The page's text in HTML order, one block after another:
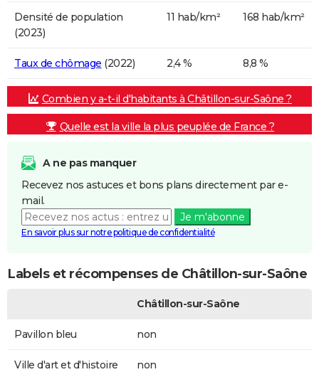
Densité de population
(2023)
11 hab/km² 168 hab/km²
Taux de chômage (2022) 2,4 % 8,8 %
Combien y a-t-il d'habitants à Châtillon-sur-Saône ?
Quelle est la ville la plus peuplée de France ?
A ne pas manquer
Recevez nos astuces et bons plans directement par e-
mail.
Je m'abonne
En savoir plus sur notre politique de confidentialité
Labels et récompenses de Châtillon-sur-Saône
Châtillon-sur-Saône
Pavillon bleu non
Ville d'art et d'histoire non